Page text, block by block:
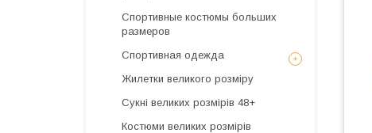
Спортивные костюмы больших
размеров
Спортивная одежда
Жилетки великого розміру
Сукні великих розмірів 48+
Костюми великих розмірів